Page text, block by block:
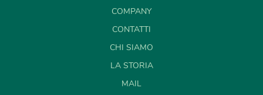
COMPANY
CONTATTI
CHI SIAMO
LA STORIA
MAIL